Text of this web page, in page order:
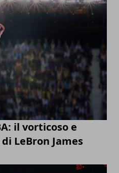
il vorticoso e
LeBron James